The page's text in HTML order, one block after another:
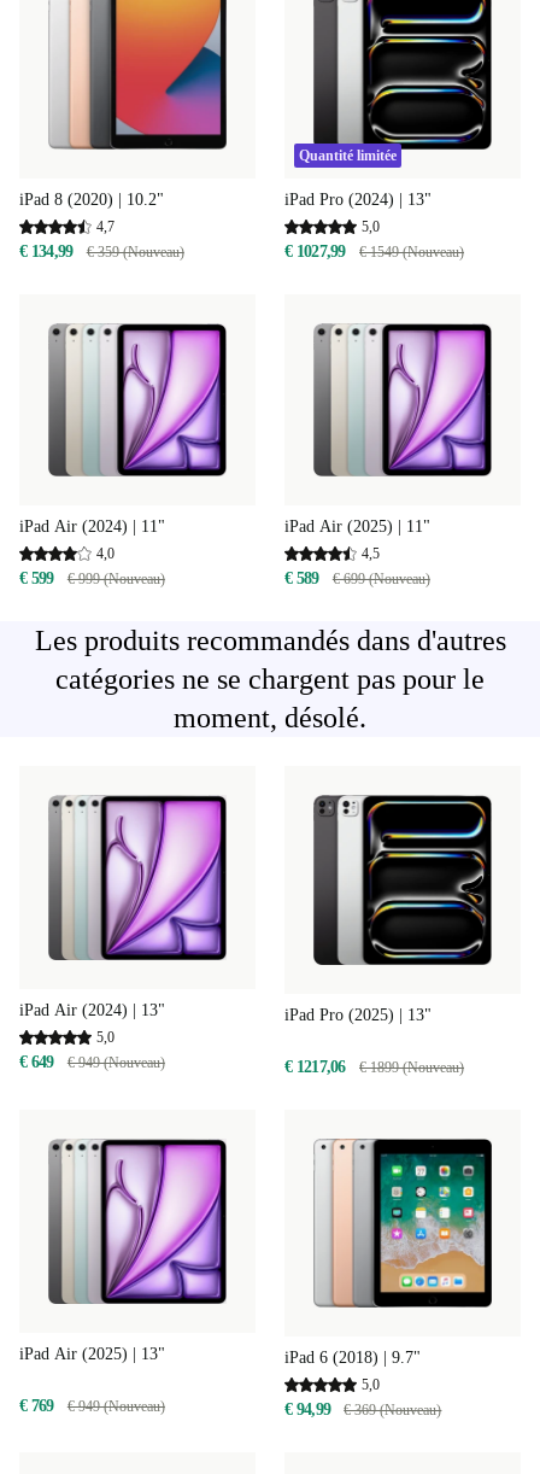
iPad 8 (2020) | 10.2"
4,7
€ 134,99 € 359 (Nouveau)
Quantité limitée
iPad Pro (2024) | 13"
5,0
€ 1027,99 € 1549 (Nouveau)
iPad Air (2024) | 11"
4,0
€ 599 € 999 (Nouveau)
iPad Air (2025) | 11"
4,5
€ 589 € 699 (Nouveau)
Les produits recommandés dans d'autres
catégories ne se chargent pas pour le
moment, désolé.
iPad Air (2024) | 13"
5,0
€ 649 € 949 (Nouveau)
iPad Pro (2025) | 13"
€ 1217,06 € 1899 (Nouveau)
iPad Air (2025) | 13"
€ 769 € 949 (Nouveau)
iPad 6 (2018) | 9.7"
5,0
€ 94,99 € 369 (Nouveau)